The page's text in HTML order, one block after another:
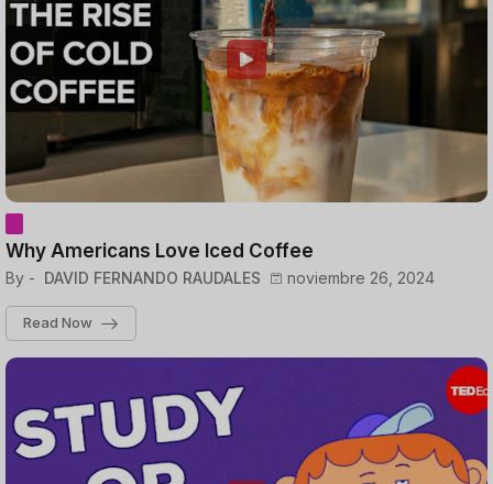
Why Americans Love Iced Coffee
By - DAVID FERNANDO RAUDALES noviembre 26, 2024
Read Now